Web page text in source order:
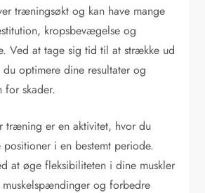
træningsøkt og kan have mange
kropsbevægelse og
Ved at tage sig tid til at strække ud
optimere dine resultater og
for skader.
træning er en aktivitet, hvor du
i en bestemt periode.
at øge fleksibiliteten i dine muskler
og forbedre